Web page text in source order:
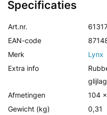
Specificaties
Art.nr.
EAN-code
Merk
Lynx
Extra info
Afmetingen
104
Gewicht (kg)
0,31